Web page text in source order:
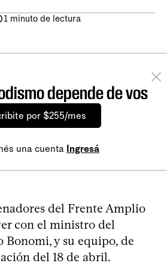
1 minuto de lectura
depende de vos
por $255/mes
una cuenta Ingresá
del Frente Amplio
con el ministro del
y su equipo, de
del 18 de abril.